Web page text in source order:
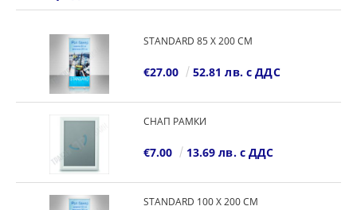
STANDARD 85 Х 200 СМ
€27.00 52.81 лв. с ДДС
СНАП РАМКИ
€7.00 13.69 лв. с ДДС
STANDARD 100 Х 200 СМ